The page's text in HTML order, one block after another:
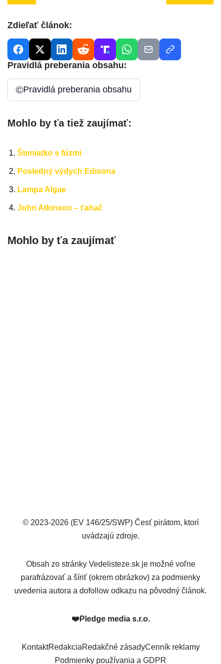
Zdieľať článok:
Pravidlá preberania obsahu:
©Pravidlá preberania obsahu
Mohlo by ťa tiež zaujímať:
Šteniatko s fúzmi
Posledný výdych Edisona
Lampa Algae
John Atkinson – ťahač
Mohlo by ťa zaujímať
© 2023-2026 (EV 146/25/SWP) Česť pirátom, ktorí
uvádzajú zdroje.
Obsah zo stránky Vedelisteze.sk je možné voľne
parafrázovať a šíriť (okrem obrázkov) za podmienky
uvedenia autora a dofollow odkazu na pôvodný článok.
❤️Pledge media s.r.o.
KontaktRedakciaRedakčné zásadyCenník reklamy
Podmienky používania a GDPR